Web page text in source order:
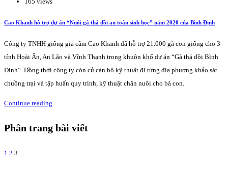
Cao Khanh hỗ trợ dự án “Nuôi gà thả đồi an toàn sinh học” năm 2020 của Bình Định
Công ty TNHH giống gia cầm Cao Khanh đã hỗ trợ 21.000 gà con giống cho 3
tỉnh Hoài Ân, An Lão và Vĩnh Thạnh trong khuôn khổ dự án “Gà thả đồi Bình
Định”. Đồng thời công ty còn cử cán bộ kỹ thuật đi từng địa phương khảo sát
chuồng trại và tập huấn quy trình, kỹ thuật chăn nuôi cho bà con.
Continue reading
Phân trang bài viết
1 2 3